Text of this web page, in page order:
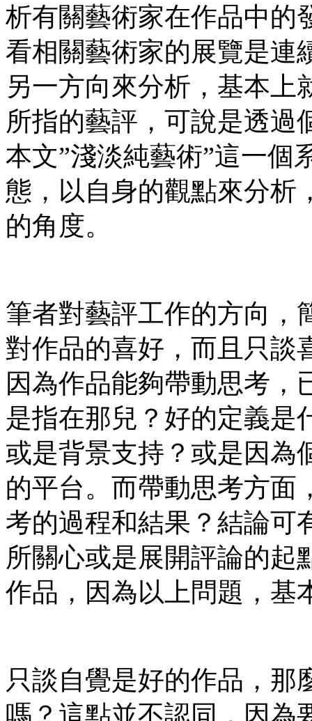
析有關藝術家在作品中的
看相關藝術家的展覽是連
另一方向來分析，基本上
所指的藝評，可說是透過
本文”淺淡純藝術”這一個
態，以自身的觀點來分析
的角度。
筆者對藝評工作的方向，
對作品的喜好，而且只談
因為作品能夠帶動思考，
是指在那兒？好的定義是
或是背景支持？或是因為
的平台。而帶動思考方面
考的過程和結果？結論可
所關心或是展開評論的起
作品，因為以上問題，基
只談自覺是好的作品，那
嗎？這點並不認同，因為